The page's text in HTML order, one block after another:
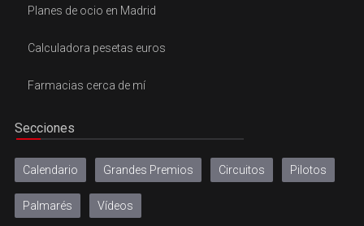
Planes de ocio en Madrid
Calculadora pesetas euros
Farmacias cerca de mí
Secciones
Calendario Grandes Premios Circuitos Pilotos
Palmarés Vídeos